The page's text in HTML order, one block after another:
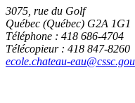
3075, rue du Golf
Québec (Québec) G2A 1G1
Téléphone : 418 686-4704
Télécopieur : 418 847-8260
ecole.chateau-